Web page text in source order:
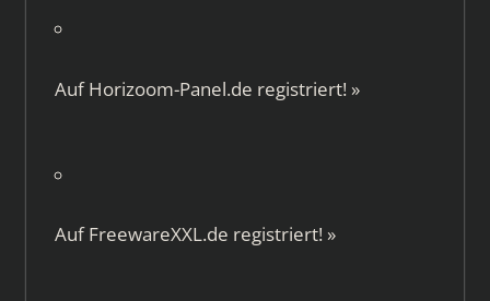
AufHorizoom-Panel.de registriert! »
AufFreewareXXL.de registriert! »